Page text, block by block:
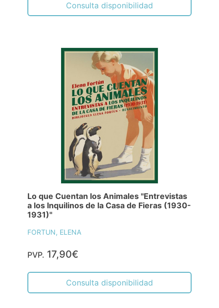
Consulta disponibilidad
Lo que Cuentan los Animales "Entrevistas
a los Inquilinos de la Casa de Fieras (1930-
1931)"
FORTUN, ELENA
PVP. 17,90€
Consulta disponibilidad